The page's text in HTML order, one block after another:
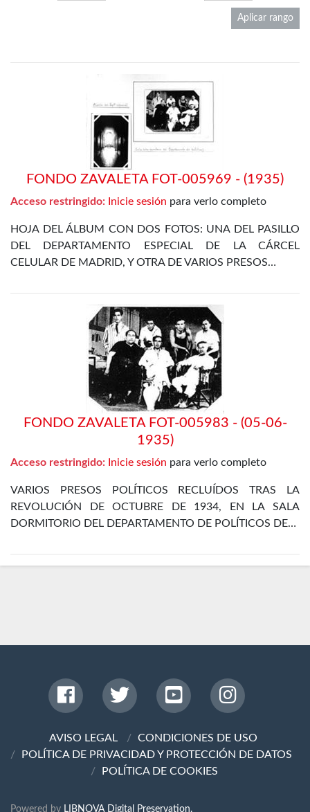
Aplicar rango
FONDO ZAVALETA FOT-005969 - (1935)
Acceso restringido: Inicie sesión para verlo completo
HOJA DEL ÁLBUM CON DOS FOTOS: UNA DEL PASILLO
DEL DEPARTAMENTO ESPECIAL DE LA CÁRCEL
CELULAR DE MADRID, Y OTRA DE VARIOS PRESOS…
FONDO ZAVALETA FOT-005983 - (05-06-
1935)
Acceso restringido: Inicie sesión para verlo completo
VARIOS PRESOS POLÍTICOS RECLUÍDOS TRAS LA
REVOLUCIÓN DE OCTUBRE DE 1934, EN LA SALA
DORMITORIO DEL DEPARTAMENTO DE POLÍTICOS DE…
AVISO LEGAL
CONDICIONES DE USO
POLÍTICA DE PRIVACIDAD Y PROTECCIÓN DE DATOS
POLÍTICA DE COOKIES
Powered by LIBNOVA Digital Preservation.